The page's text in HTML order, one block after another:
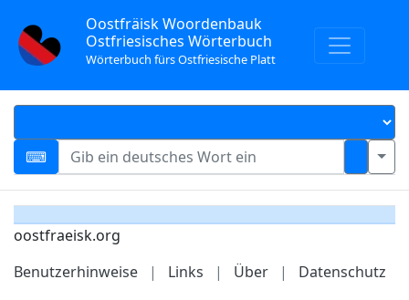
Oostfräisk Woordenbauk
Ostfriesisches Wörterbuch
Wörterbuch fürs Ostfriesische Platt
oostfraeisk.org
Benutzerhinweise
| Links | Über | Datenschutz